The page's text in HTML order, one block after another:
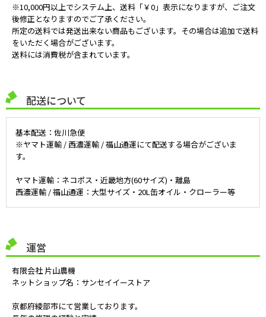
※10,000円以上でシステム上、送料「￥0」表示になりますが、ご注文
後修正となりますのでご了承ください。
所定の送料では発送出来ない商品もございます。その場合は追加で送料
をいただく場合がございます。
送料には消費税が含まれています。
配送について
基本配送：佐川急便
※ヤマト運輸 / 西濃運輸 / 福山通運にて配送する場合がございま
す。
ヤマト運輸：ネコポス・近畿地方(60サイズ)・離島
西濃運輸 / 福山通運：大型サイズ・20L缶オイル・クローラー等
運営
有限会社 片山農機
ネットショップ名：サンセイイーストア
京都府綾部市にて営業しております。